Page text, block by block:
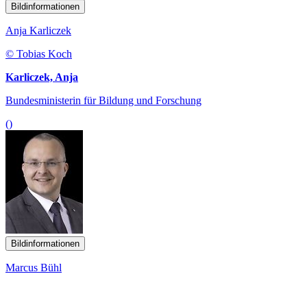
Bildinformationen
Anja Karliczek
© Tobias Koch
Karliczek, Anja
Bundesministerin für Bildung und Forschung
()
Bildinformationen
Marcus Bühl